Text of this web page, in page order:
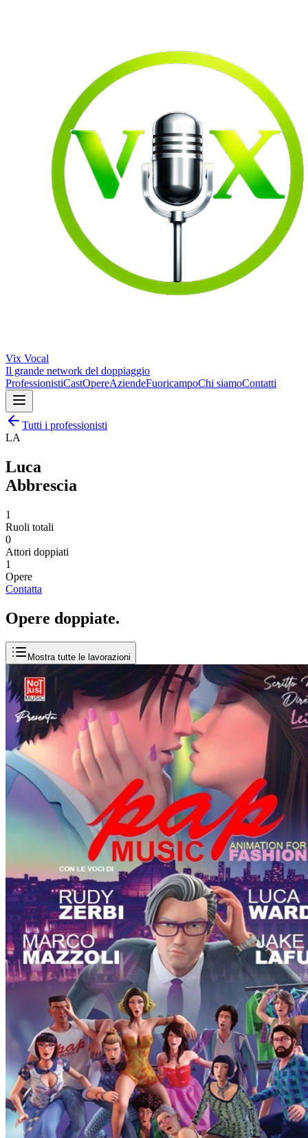
Vix Vocal
Il grande network del doppiaggio
ProfessionistiCastOpereAziendeFuoricampoChi siamoContatti
Tutti i professionisti
LA
Luca
Abbrescia
1
Ruoli totali
0
Attori doppiati
1
Opere
Contatta
Opere doppiate.
Mostra tutte le lavorazioni